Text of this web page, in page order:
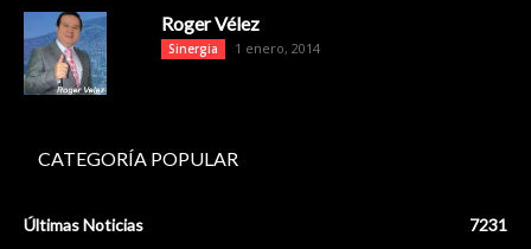
Roger Vélez
Sinergia 1 enero, 2014
CATEGORÍA POPULAR
Últimas Noticias
7231